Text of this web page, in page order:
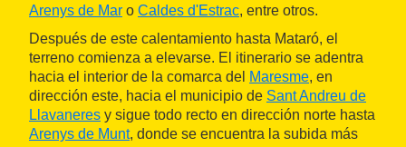
Arenys de Mar o Caldes d'Estrac, entre otros.
Después de este calentamiento hasta Mataró, el
terreno comienza a elevarse. El itinerario se adentra
hacia el interior de la comarca del Maresme, en
dirección este, hacia el municipio de Sant Andreu de
Llavaneres y sigue todo recto en dirección norte hasta
Arenys de Munt, donde se encuentra la subida más